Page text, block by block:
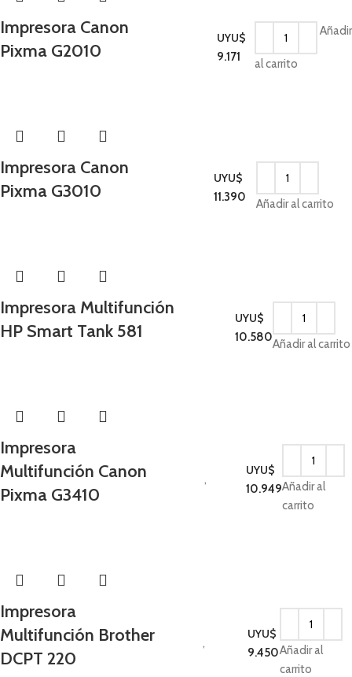
Impresora Canon
Pixma G2010
UYU$
9.171
Añadir
al carrito
Impresora Canon
Pixma G3010
UYU$
11.390
Añadir al carrito
Impresora Multifunción
HP Smart Tank 581
UYU$
10.580Añadir al carrito
Impresora
Multifunción Canon
Pixma G3410
insumos,
UYU$
10.949Añadir al
carrito
Impresora
Multifunción Brother
DCPT 220
,
UYU$
9.450Añadir al
carrito